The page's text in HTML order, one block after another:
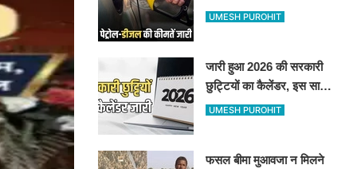
डीजल की कीमतें जारी, जानिए
UMESH PUROHIT
जारी हुआ 2026 की सरकारी
छुट्टियों का कैलेंडर, इस साल
कई बार मिलेगा लगातार
UMESH PUROHIT
फसल बीमा मुआवजा न मिलने